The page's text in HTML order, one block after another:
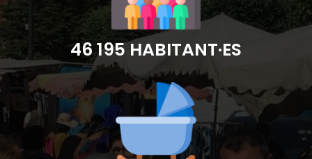
46 195 HABITANT·ES